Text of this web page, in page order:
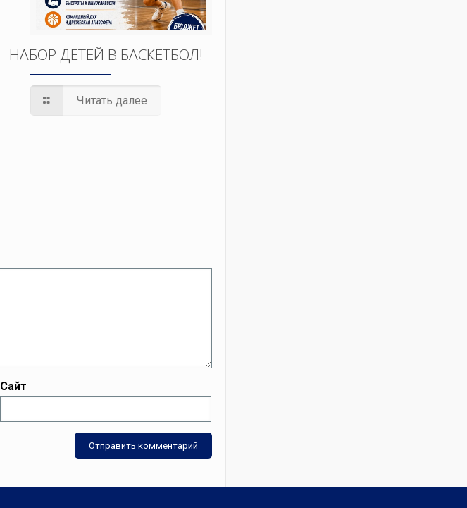
НАБОР ДЕТЕЙ В БАСКЕТБОЛ!
Читать далее
Сайт